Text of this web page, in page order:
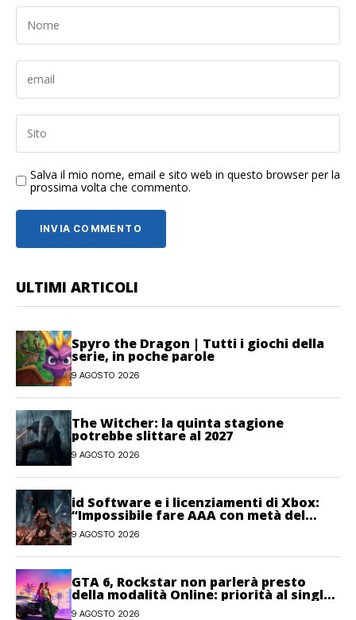
Salva il mio nome, email e sito web in questo browser per la
prossima volta che commento.
ULTIMI ARTICOLI
Spyro the Dragon | Tutti i giochi della
serie, in poche parole
9 AGOSTO 2026
The Witcher: la quinta stagione
potrebbe slittare al 2027
9 AGOSTO 2026
id Software e i licenziamenti di Xbox:
“Impossibile fare AAA con metà del
personale”
9 AGOSTO 2026
GTA 6, Rockstar non parlerà presto
della modalità Online: priorità al single-
player
9 AGOSTO 2026